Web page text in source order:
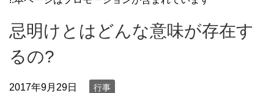
忌明けとはどんな意味が存在す
るの?
2017年9月29日 行事